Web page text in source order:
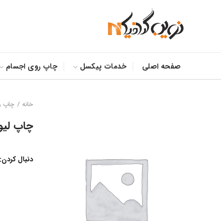
صفحه اصلی خدمات پیکسل چاپ روی اجسام
خانه چاپ
چاپ
دنبال کردن